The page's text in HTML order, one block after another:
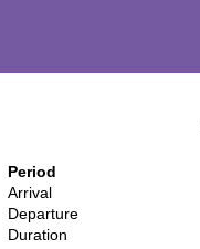
Period
Arrival
Departure
Duration